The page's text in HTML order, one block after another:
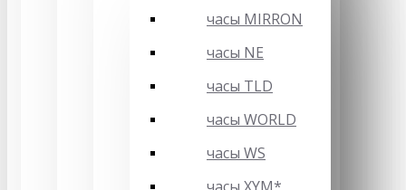
часы MIRRON
часы NE
часы TLD
часы WORLD
часы WS